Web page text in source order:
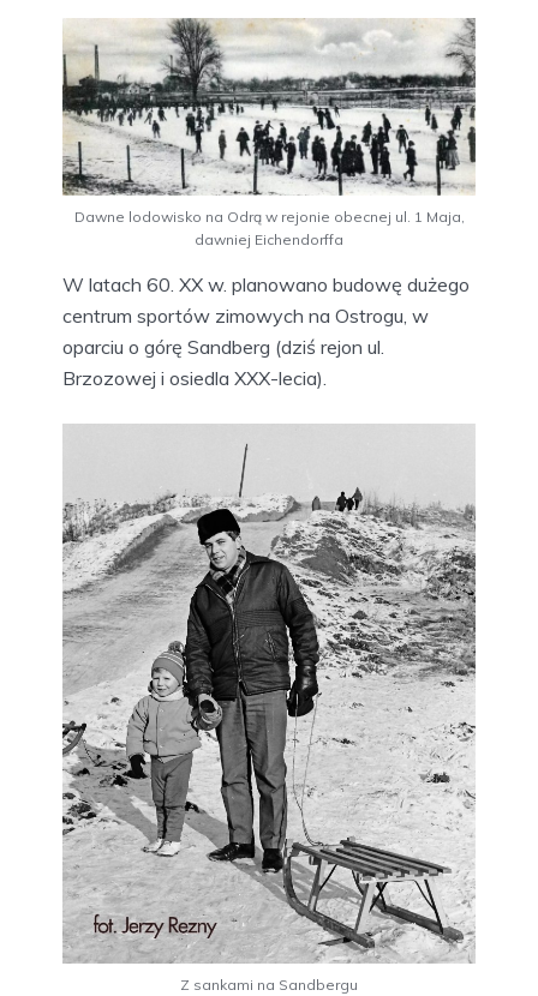
Dawne lodowisko na Odrą w rejonie obecnej ul. 1 Maja,
dawniej Eichendorffa
W latach 60. XX w. planowano budowę dużego
centrum sportów zimowych na Ostrogu, w
oparciu o górę Sandberg (dziś rejon ul.
Brzozowej i osiedla XXX-lecia).
Z sankami na Sandbergu